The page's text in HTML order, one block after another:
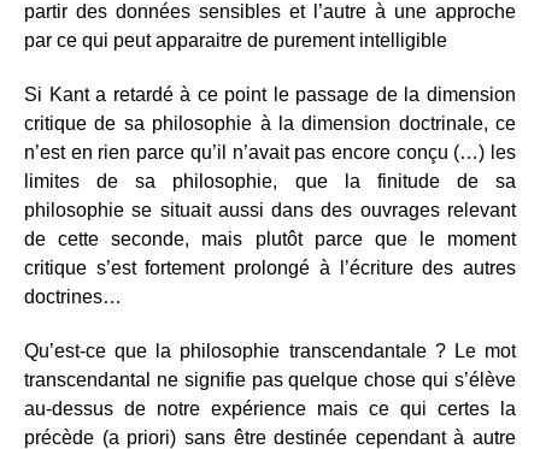
partir des données sensibles et l’autre à une approche
par ce qui peut apparaitre de purement intelligible
Si Kant a retardé à ce point le passage de la dimension
critique de sa philosophie à la dimension doctrinale, ce
n’est en rien parce qu’il n’avait pas encore conçu (…) les
limites de sa philosophie, que la finitude de sa
philosophie se situait aussi dans des ouvrages relevant
de cette seconde, mais plutôt parce que le moment
critique s’est fortement prolongé à l’écriture des autres
doctrines…
Qu’est-ce que la philosophie transcendantale ? Le mot
transcendantal ne signifie pas quelque chose qui s’élève
au-dessus de notre expérience mais ce qui certes la
précède (a priori) sans être destinée cependant à autre